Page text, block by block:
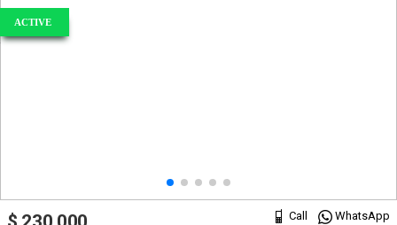
ACTIVE
Call WhatsApp